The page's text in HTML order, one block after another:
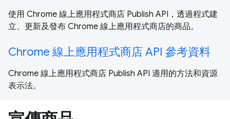
使用 Chrome 線上應用程式商店 Publish API，透過程式建
立、更新及發布 Chrome 線上應用程式商店的商品。
Chrome 線上應用程式商店 API 參考資料
Chrome 線上應用程式商店 Publish API 適用的方法和資源
表示法。